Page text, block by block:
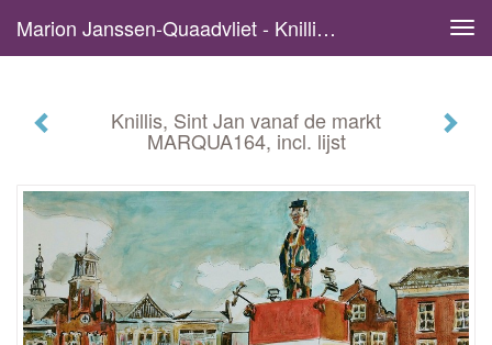
Marion Janssen-Quaadvliet - Knillis, Sint Jan Vanaf De Markt MARQUA164, Incl. Lijst
Knillis, Sint Jan vanaf de markt
MARQUA164, incl. lijst